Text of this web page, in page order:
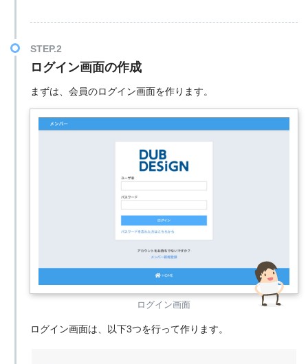
ログイン画面の作成
まずは、会員のログイン画面を作ります。
ログイン画面
ログイン画面は、以下3つを行って作ります。